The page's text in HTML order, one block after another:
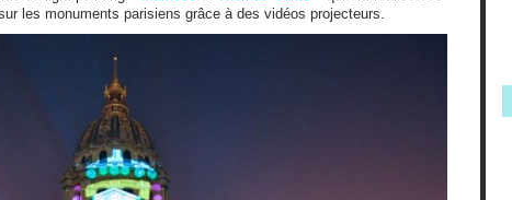
les monuments parisiens grâce à des vidéos projecteurs.